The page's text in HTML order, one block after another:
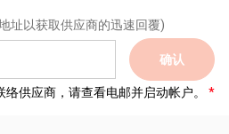
址以获取供应商的迅速回覆)
确认
供应商，请查看电邮并启动帐户。